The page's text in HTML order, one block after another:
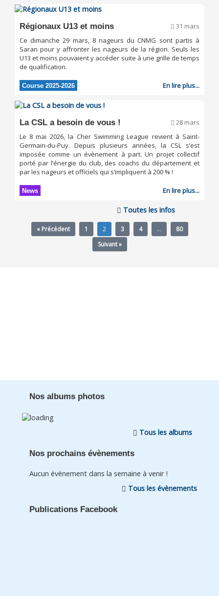
Régionaux U13 et moins
31 mars
Ce dimanche 29 mars, 8 nageurs du CNMG sont partis à
Saran pour y affronter les nageurs de la région. Seuls les
U13 et moins pouvaient y accéder suite à une grille de temps
de qualification.
Course 2025-2026 En lire plus...
La CSL a besoin de vous !
28 mars
Le 8 mai 2026, la Cher Swimming League revient à Saint-
Germain-du-Puy. Depuis plusieurs années, la CSL s’est
imposée comme un évènement à part. Un projet collectif
porté par l’énergie du club, des coachs du département et
par les nageurs et officiels qui s’impliquent à 200 % !
News En lire plus...
Toutes les infos
« Précédent 1 2 3 4 …
80
Suivant »
Nos albums photos
Tous les albums
Nos prochains évènements
Aucun évènement dans la semaine à venir !
Tous les évènements
Publications Facebook